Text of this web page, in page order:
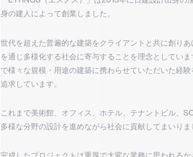
身の建人によって創業しました。
世代を超えた普遍的な建築をクライアントと共に創り
を通じ多様化する社会に寄与することを理念としてい
で様々な規模・用途の建築に携わらせていただいた経
追求しています。
これまで美術館、オフィス、ホテル、テナントビル、
多様な分野の設計を進めながら社会に貢献してまいりま